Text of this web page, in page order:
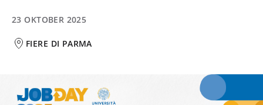
23 OKTOBER 2025
FIERE DI PARMA